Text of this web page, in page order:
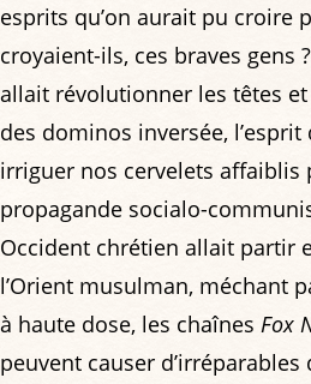
esprits qu’on aurait pu croire
croyaient-ils, ces braves gens
allait révolutionner les têtes
des dominos inversée,
irriguer nos cervelets affaiblis
propagande socialo-
Occident chrétien allait partir
l’Orient musulman, méchant
à haute dose, les chaînes Fox
peuvent causer d’irréparables